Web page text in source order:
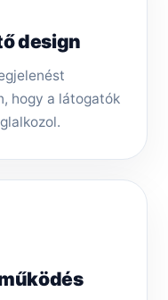
design
hogy a látogatók